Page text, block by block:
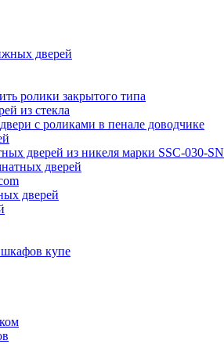
дверей
ролики закрытого типа
из стекла
с роликами в пенале доводчике
дверей из никеля марки SSC-030-SN
дверей
дверей
купе